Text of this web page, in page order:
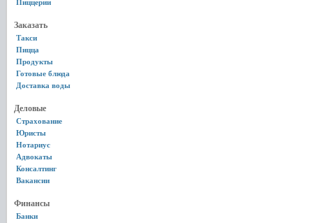
Пиццерии
Заказать
Такси
Пицца
Продукты
Готовые блюда
Доставка воды
Деловые
Страхование
Юристы
Нотариус
Адвокаты
Консалтинг
Вакансии
Финансы
Банки